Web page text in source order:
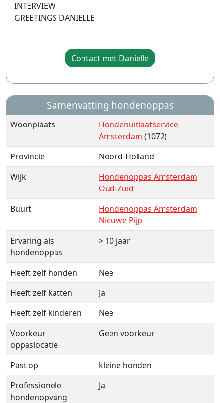
INTERVIEW
GREETINGS DANIELLE
Contact met Danielle
Samenvatting hondenoppas
Woonplaats
Hondenuitlaatservice
Amsterdam (1072)
Provincie
Noord-Holland
Wijk
Hondenoppas Amsterdam
Oud-Zuid
Buurt
Hondenoppas Amsterdam
Nieuwe Pijp
Ervaring als
hondenoppas
> 10 jaar
Heeft zelf honden
Nee
Heeft zelf katten
Ja
Heeft zelf kinderen
Nee
Voorkeur
oppaslocatie
Geen voorkeur
Past op
kleine honden
Professionele
hondenopvang
Ja